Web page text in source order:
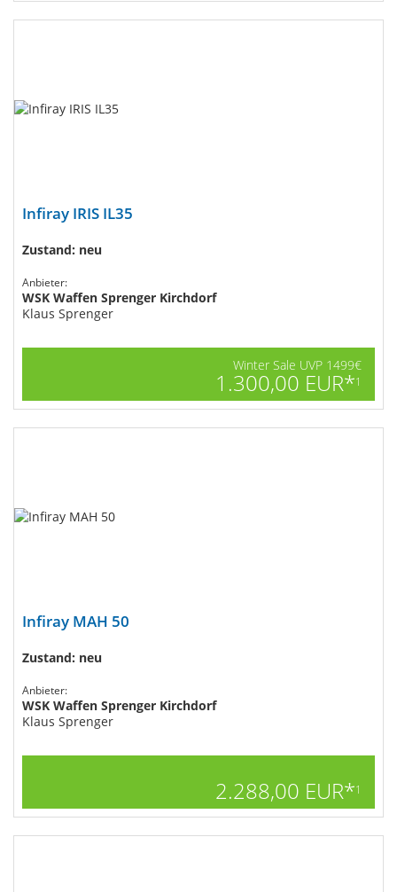
Infiray IRIS IL35
Zustand: neu
Anbieter:
WSK Waffen Sprenger Kirchdorf
Klaus Sprenger
Winter Sale UVP 1499€
1.300,00 EUR*1
Infiray MAH 50
Zustand: neu
Anbieter:
WSK Waffen Sprenger Kirchdorf
Klaus Sprenger
2.288,00 EUR*1